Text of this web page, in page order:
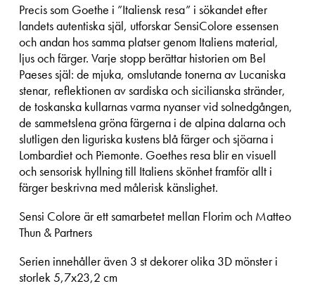
Precis som Goethe i ”Italiensk resa” i sökandet efter
landets autentiska själ, utforskar SensiColore essensen
och andan hos samma platser genom Italiens material,
ljus och färger. Varje stopp berättar historien om Bel
Paeses själ: de mjuka, omslutande tonerna av Lucaniska
stenar, reflektionen av sardiska och sicilianska stränder,
de toskanska kullarnas varma nyanser vid solnedgången,
de sammetslena gröna färgerna i de alpina dalarna och
slutligen den liguriska kustens blå färger och sjöarna i
Lombardiet och Piemonte. Goethes resa blir en visuell
och sensorisk hyllning till Italiens skönhet framför allt i
färger beskrivna med målerisk känslighet.
Sensi Colore är ett samarbetet mellan Florim och Matteo
Thun & Partners
Serien innehåller även 3 st dekorer olika 3D mönster i
storlek 5,7x23,2 cm